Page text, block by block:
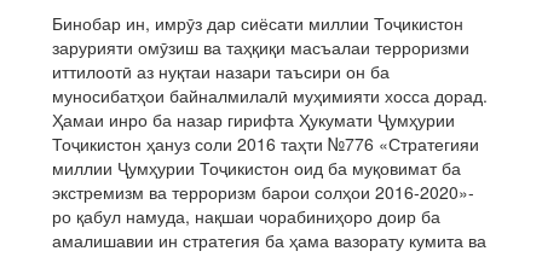
Бинобар ин, имрӯз дар сиёсати миллии Тоҷикистон
зарурияти омӯзиш ва таҳқиқи масъалаи терроризми
иттилоотӣ аз нуқтаи назари таъсири он ба
муносибатҳои байналмилалӣ муҳимияти хосса дорад.
Ҳамаи инро ба назар гирифта Ҳукумати Ҷумҳурии
Тоҷикистон ҳануз соли 2016 таҳти №776 «Стратегияи
миллии Ҷумҳурии Тоҷикистон оид ба муқовимат ба
экстремизм ва терроризм барои солҳои 2016-2020»-
ро қабул намуда, нақшаи чорабиниҳоро доир ба
амалишавии ин стратегия ба ҳама вазорату кумита ва